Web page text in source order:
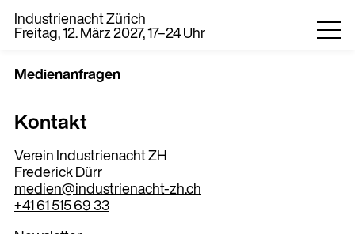
Industrienacht Zürich
Freitag, 12. März 2027, 17–24 Uhr
0
Medienanfragen
Kontakt
Verein Industrienacht ZH
Frederick Dürr
medien@industrienacht-zh.ch
+41 61 515 69 33